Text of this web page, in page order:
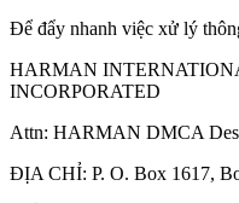
Để đẩy nhanh việc xử lý
HARMAN
INCORPORATED
Attn: HARMAN DMCA
ĐỊA CHỈ: P. O. Box 1617,